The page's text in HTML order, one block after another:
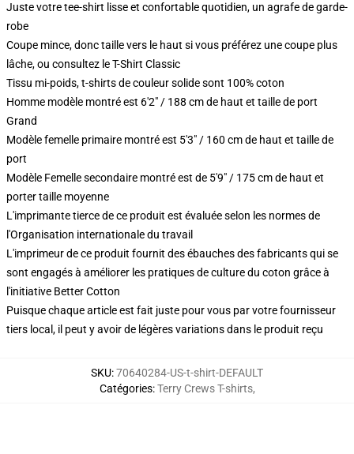
Juste votre tee-shirt lisse et confortable quotidien, un agrafe de garde-
robe
Coupe mince, donc taille vers le haut si vous préférez une coupe plus
lâche, ou consultez le T-Shirt Classic
Tissu mi-poids, t-shirts de couleur solide sont 100% coton
Homme modèle montré est 6'2" / 188 cm de haut et taille de port
Grand
Modèle femelle primaire montré est 5'3" / 160 cm de haut et taille de
port
Modèle Femelle secondaire montré est de 5'9" / 175 cm de haut et
porter taille moyenne
L'imprimante tierce de ce produit est évaluée selon les normes de
l'Organisation internationale du travail
L'imprimeur de ce produit fournit des ébauches des fabricants qui se
sont engagés à améliorer les pratiques de culture du coton grâce à
l'initiative Better Cotton
Puisque chaque article est fait juste pour vous par votre fournisseur
tiers local, il peut y avoir de légères variations dans le produit reçu
SKU:70640284-US-t-shirt-DEFAULT
Catégories:Terry Crews T-shirts,